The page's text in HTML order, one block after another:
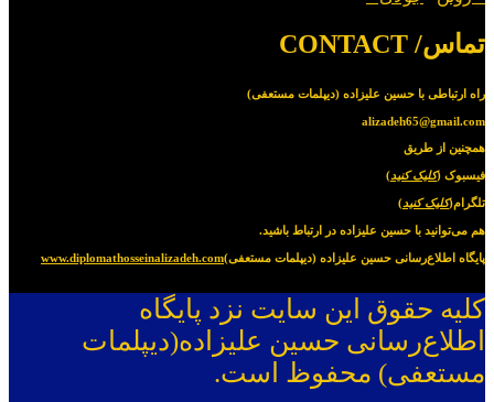
تماس/ CONTACT
راه ارتباطی با حسین علیزاده (دیپلمات مستعفی)
alizadeh65@gmail.com
همچنین از طریق
فیسبوک (کلیک کنید)
تلگرام(کلیک کنید)
هم می‌توانید با حسین علیزاده در ارتباط باشید.
پایگاه اطلاع‌رسانی حسین علیزاده (دیپلمات مستعفی)www.diplomathosseinalizadeh.com
کلیه حقوق این سایت نزد پایگاه
اطلاع‌رسانی حسین علیزاده(دیپلمات
مستعفی) محفوظ است.